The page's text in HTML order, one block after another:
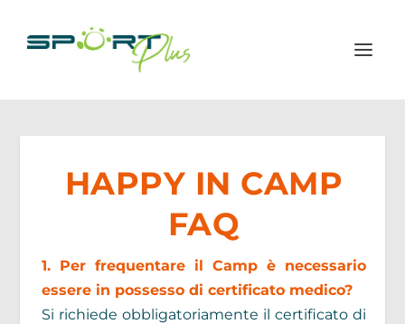
HAPPY IN CAMP
FAQ
1. Per frequentare il Camp è necessario
essere in possesso di certificato medico?
Si richiede obbligatoriamente il certificato di